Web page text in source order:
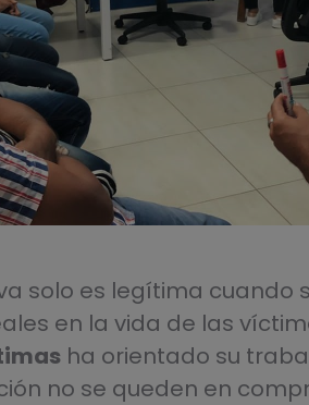
solo es legítima cuando
en la vida de las
ha orientado su
no se queden en